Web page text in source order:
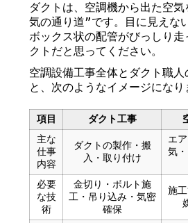
ダクトは、空調機から出た空
気の通り道”です。目に見えな
ボックス状の配管がびっしり
クトだと思ってください。
空調設備工事全体とダクト職
と、次のようなイメージになり
項目 ダクト工事
主な
仕事
内容
ダクトの製作・搬
入・取り付け
エ
気
必要
な技
術
金切り・ボルト施
工・吊り込み・気密
確保
施